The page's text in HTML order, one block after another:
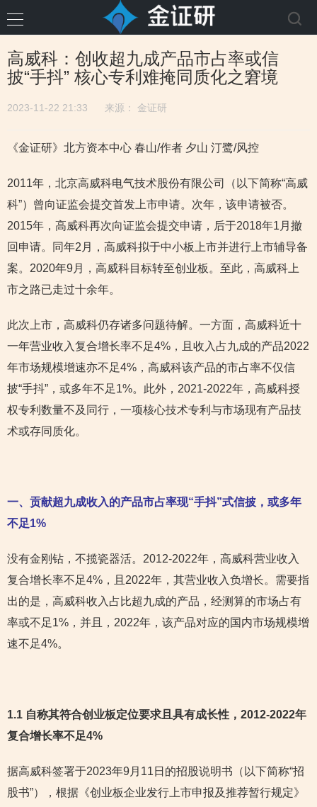
高威科：创收超九成产品市占率或信
披“手抖” 核心专利难掩同质化之窘境
2023-11-22 21:33 来源： 金证研
《金证研》北方资本中心 春山/作者 夕山 汀鹭/风控
2011年，北京高威科电气技术股份有限公司（以下简称“高威
科”）曾向证监会提交首发上市申请。次年，该申请被否。
2015年，高威科再次向证监会提交申请，后于2018年1月撤
回申请。同年2月，高威科拟于中小板上市并进行上市辅导备
案。2020年9月，高威科目标转至创业板。至此，高威科上
市之路已走过十余年。
此次上市，高威科仍存诸多问题待解。一方面，高威科近十
一年营业收入复合增长率不足4%，且收入占九成的产品2022
年市场规模增速亦不足4%，高威科该产品的市占率不仅信
披“手抖”，或多年不足1%。此外，2021-2022年，高威科授
权专利数量不及同行，一项核心技术专利与市场现有产品技
术或存同质化。
一、贡献超九成收入的产品市占率现“手抖”式信披，或多年
不足1%
没有金刚钻，不揽瓷器活。2012-2022年，高威科营业收入
复合增长率不足4%，且2022年，其营业收入负增长。需要指
出的是，高威科收入占比超九成的产品，经测算的市场占有
率或不足1%，并且，2022年，该产品对应的国内市场规模增
速不足4%。
1.1 自称其符合创业板定位要求且具有成长性 ，2012-2022年
复合增长率不足4%
据高威科签署于2023年9月11日的招股说明书（以下简称“招
股书”），根据《创业板企业发行上市申报及推荐暂行规定》